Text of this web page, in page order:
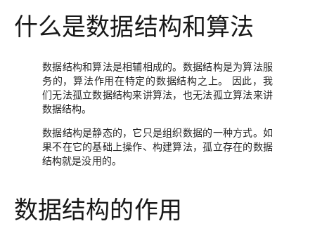
什么是数据结构和算法
数据结构和算法是相辅相成的。数据结构是为算法服
务的，算法作用在特定的数据结构之上。 因此，我
们无法孤立数据结构来讲算法，也无法孤立算法来讲
数据结构。
数据结构是静态的，它只是组织数据的一种方式。如
果不在它的基础上操作、构建算法，孤立存在的数据
结构就是没用的。
数据结构的作用